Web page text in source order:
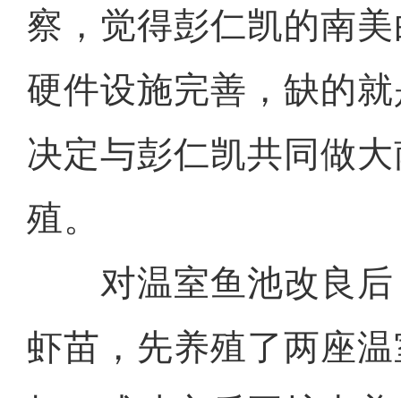
察，觉得彭仁凯的南
硬件设施完善，缺的
决定与彭仁凯共同做
殖。
对温室鱼池改良后
虾苗，先养殖了两座